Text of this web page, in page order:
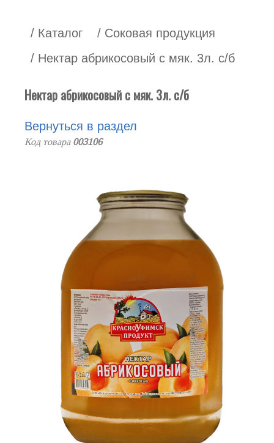
/ Каталог
/ Соковая продукция
/ Нектар абрикосовый с мяк. 3л. с/б
Нектар абрикосовый с мяк. 3л. с/б
Вернуться в раздел
Код товара 003106